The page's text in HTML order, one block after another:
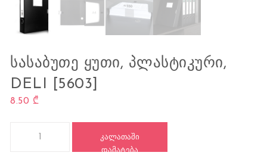
ᲡᲐᲡᲐᲑᲣᲗᲔ ᲧᲣᲗᲘ, ᲞᲚᲐᲡᲢᲘᲙᲣᲠᲘ,
DELI [5603]
8.50 ₾
ᲙᲐᲚᲐᲗᲐᲨᲘ
ᲓᲐᲛᲐᲢᲔᲑᲐ